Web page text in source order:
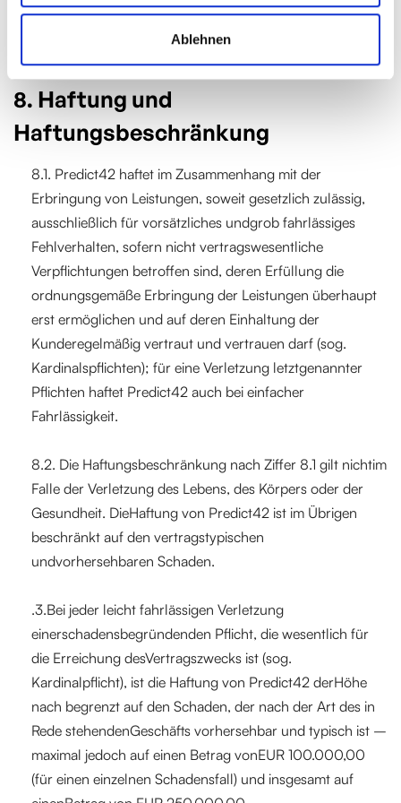
Ablehnen
Wege dieser Ziffer 7bedarf der Schriftform.
8. Haftung und
Haftungsbeschränkung
8.1. Predict42 haftet im Zusammenhang mit der
Erbringung von Leistungen, soweit gesetzlich zulässig,
ausschließlich für vorsätzliches undgrob fahrlässiges
Fehlverhalten, sofern nicht vertragswesentliche
Verpflichtungen betroffen sind, deren Erfüllung die
ordnungsgemäße Erbringung der Leistungen überhaupt
erst ermöglichen und auf deren Einhaltung der
Kunderegelmäßig vertraut und vertrauen darf (sog.
Kardinalspflichten); für eine Verletzung letztgenannter
Pflichten haftet Predict42 auch bei einfacher
Fahrlässigkeit.
8.2. Die Haftungsbeschränkung nach Ziffer 8.1 gilt nichtim
Falle der Verletzung des Lebens, des Körpers oder der
Gesundheit. DieHaftung von Predict42 ist im Übrigen
beschränkt auf den vertragstypischen
undvorhersehbaren Schaden.
‍.3.Bei jeder leicht fahrlässigen Verletzung
einerschadensbegründenden Pflicht, die wesentlich für
die Erreichung desVertragszwecks ist (sog.
Kardinalpflicht), ist die Haftung von Predict42 derHöhe
nach begrenzt auf den Schaden, der nach der Art des in
Rede stehendenGeschäfts vorhersehbar und typisch ist –
maximal jedoch auf einen Betrag vonEUR 100.000,00
(für einen einzelnen Schadensfall) und insgesamt auf